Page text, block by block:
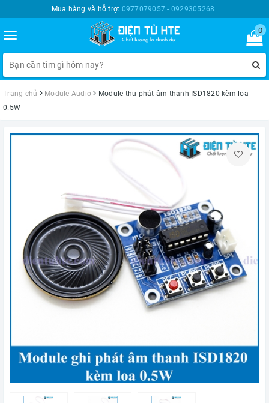
Mua hàng và hỗ trợ: 0977079057 - 0929305268
Toggle
navigation
0
Trang chủ Module Audio
Module thu phát âm thanh ISD1820 kèm loa
0.5W